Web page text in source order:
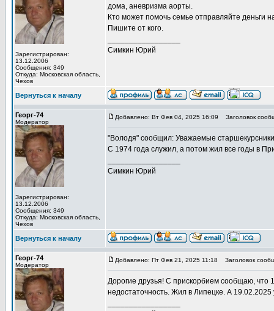
Зарегистрирован:
13.12.2006
Сообщения: 349
Откуда: Московская область,
Чехов
дома, аневризма аорты.
Кто может помочь семье отправляйте деньги
Пишите от кого.
Симкин Юрий
Вернуться к началу
Георг-74
Модератор
Зарегистрирован:
13.12.2006
Сообщения: 349
Откуда: Московская область,
Чехов
Добавлено: Вт Фев 04, 2025 16:09 Заголовок
"Володя" сообщил: Уважаемые
С 1974 года служил, а потом жил все годы в
Симкин Юрий
Вернуться к началу
Георг-74
Модератор
Добавлено: Пт Фев 21, 2025 11:18 Заголовок
Дорогие друзья! С прискорбием сообщаю, что
недостаточность. Жил в Липецке. А